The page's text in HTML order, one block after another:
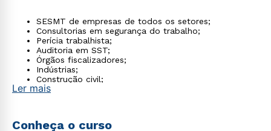
SESMT de empresas de todos os setores;
Consultorias em segurança do trabalho;
Perícia trabalhista;
Auditoria em SST;
Órgãos fiscalizadores;
Indústrias;
Construção civil;
Gestão de programas de qualidade de vida no
Ler mais
Conheça o curso